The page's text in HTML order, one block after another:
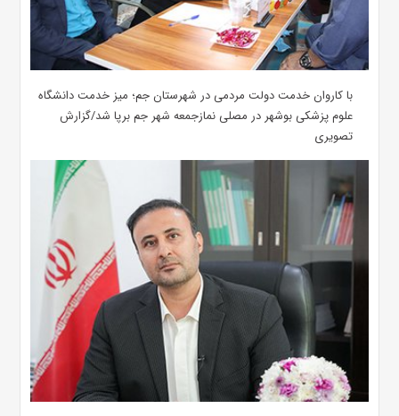
با کاروان خدمت دولت مردمی در شهرستان جم؛ میز خدمت دانشگاه
علوم پزشکی بوشهر در مصلی نمازجمعه شهر جم برپا شد/گزارش
تصویری